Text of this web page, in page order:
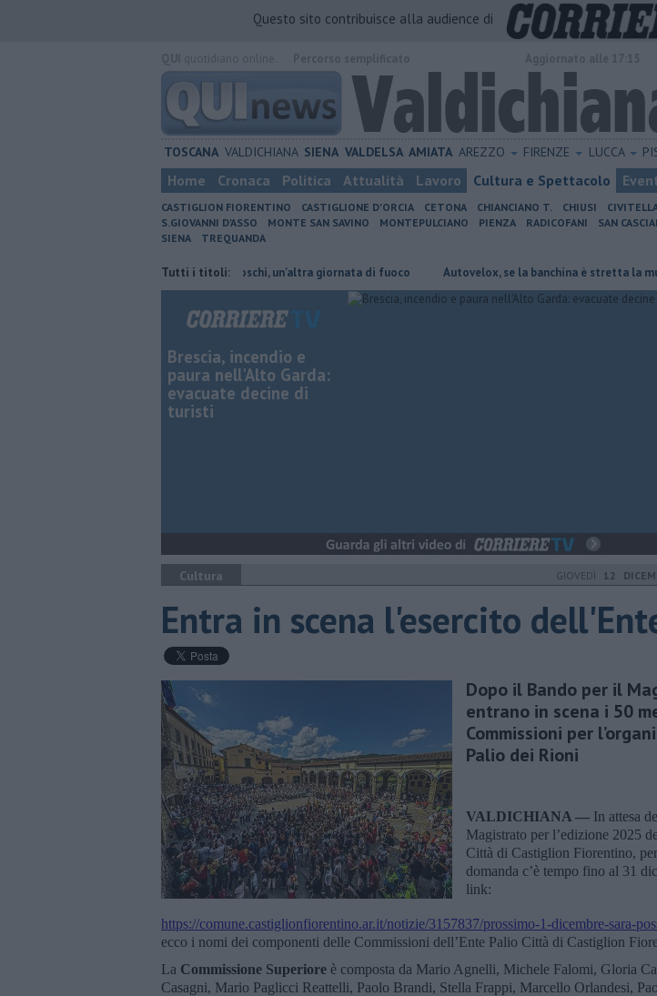
Questo sito contribuisce alla audience di
TOSCANA VALDICHIANA SIENA VALDELSA AMIATA AREZZO FIRENZE LUCCA
Home Cronaca Politica Attualità Lavoro Cultura e Spettacolo
CASTIGLION FIORENTINO CASTIGLIONE D'ORCIA CETONA CHIANCIANO T. CHIUSI
S.GIOVANNI D'ASSO
MONTE SAN SAVINO MONTEPULCIANO PIENZA RADICOFANI SAN
SIENA
TREQUANDA
Tutti i titoli:
Incendi nei boschi, un'altra giornata di fuoco Autovelox, se la banchina è stretta la multa è
Brescia, incendio e
paura nell'Alto Garda:
evacuate decine di
turisti
Cultura GIOVEDÌ 12
Entra in scena l'esercito
Dopo il Bando per il
entrano in scena i 50
Commissioni per
Palio dei Rioni
VALDICHIANA — In attesa
Magistrato per l’edizione 2025
Città di Castiglion Fiorentino,
domanda c’è tempo fino al 31
link:
https://comune.castiglionfiorentino.ar.it/notizie/3157837/prossimo-1-dicembre-sara-
ecco i nomi dei componenti delle Commissioni dell’Ente Palio Città di Castiglion
La Commissione Superiore è composta da Mario Agnelli, Michele Falomi, Gloria
Casagni, Mario Paglicci Reattelli, Paolo Brandi, Stella Frappi, Marcello Orlandesi,